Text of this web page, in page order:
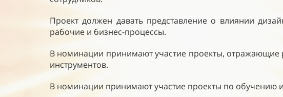
Проект должен давать представление о влиянии
рабочие и бизнес-процессы.
В номинации принимают участие проекты,
инструментов.
В номинации принимают участие проекты по обучению